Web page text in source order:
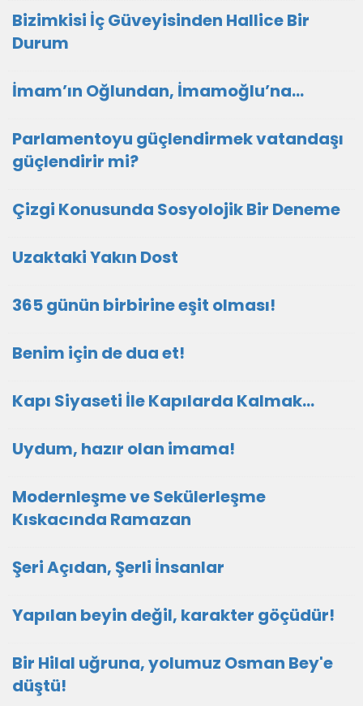
Bizimkisi İç Güveyisinden Hallice Bir
Durum
İmam’ın Oğlundan, İmamoğlu’na…
Parlamentoyu güçlendirmek vatandaşı
güçlendirir mi?
Çizgi Konusunda Sosyolojik Bir Deneme
Uzaktaki Yakın Dost
365 günün birbirine eşit olması!
Benim için de dua et!
Kapı Siyaseti İle Kapılarda Kalmak…
Uydum, hazır olan imama!
Modernleşme ve Sekülerleşme
Kıskacında Ramazan
Şeri Açıdan, Şerli İnsanlar
Yapılan beyin değil, karakter göçüdür!
Bir Hilal uğruna, yolumuz Osman Bey'e
düştü!